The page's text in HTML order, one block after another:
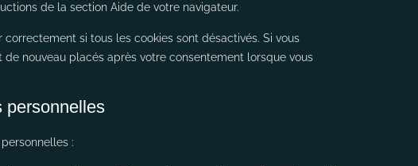
de la section Aide de votre navigateur.
si tous les cookies sont désactivés. Si vous
nouveau placés après votre consentement lorsque vous
personnelles
: